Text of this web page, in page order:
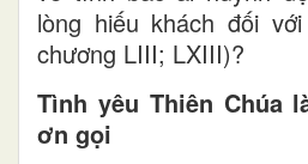
lòng hiếu khách đối
chương LIII; LXIII)?
Tình yêu Thiên Chúa
ơn gọi